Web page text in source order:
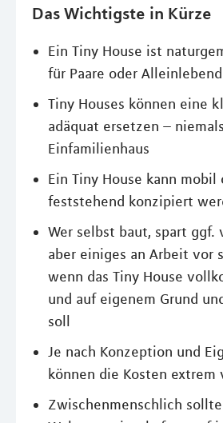
Das Wichtigste in Kürze
Ein Tiny House ist
für Paare oder
Tiny Houses können eine
adäquat ersetzen –
Einfamilienhaus
Ein Tiny House kann mobil
feststehend konzipiert
Wer selbst baut, spart ggf.
aber einiges an Arbeit vor
wenn das Tiny House
und auf eigenem Grund
soll
Je nach Konzeption und
können die Kosten extrem
Zwischenmenschlich